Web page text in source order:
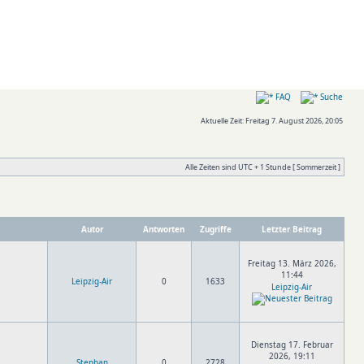
FAQ Suche
Aktuelle Zeit: Freitag 7. August 2026, 20:05
Alle Zeiten sind UTC + 1 Stunde [ Sommerzeit ]
Autor Antworten Zugriffe Letzter Beitrag
Leipzig-Air 0 1633
Freitag 13. März 2026,
11:44
Leipzig-Air
Dienstag 17. Februar
2026, 19:11